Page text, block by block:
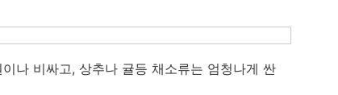
나 비싸고, 상추나 귤등 채소류는 엄청나게 싼